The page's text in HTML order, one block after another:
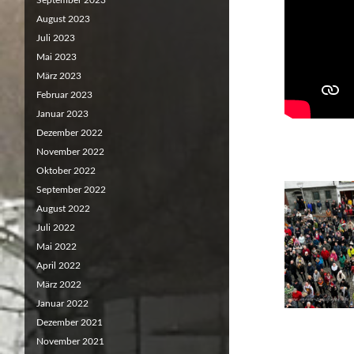
August 2023
Juli 2023
Mai 2023
März 2023
Februar 2023
Januar 2023
Dezember 2022
November 2022
Oktober 2022
September 2022
August 2022
Juli 2022
Mai 2022
April 2022
März 2022
Januar 2022
Dezember 2021
November 2021